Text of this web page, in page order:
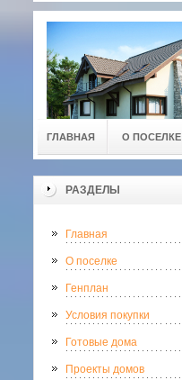
ГЛАВНАЯ О ПОСЕЛКЕ
РАЗДЕЛЫ
Главная
О поселке
Генплан
Условия покупки
Готовые дома
Проекты домов